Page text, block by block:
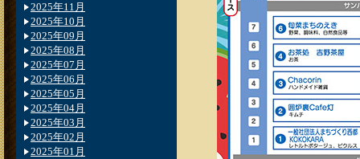
2025年11月
2025年10月
2025年09月
2025年08月
2025年07月
2025年06月
2025年05月
2025年04月
2025年03月
2025年02月
2025年01月